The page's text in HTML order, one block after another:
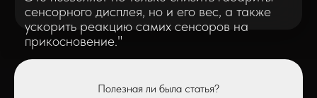
Полезная ли была статья?